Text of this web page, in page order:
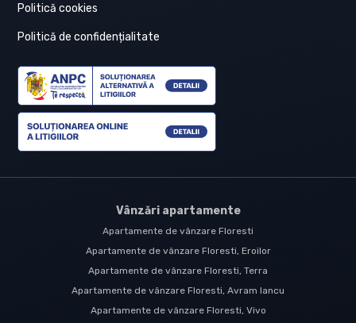
Politică cookies
Politică de confidențialitate
Vânzări apartamente
Apartamente de vânzare Floresti
Apartamente de vânzare Floresti, Eroilor
Apartamente de vânzare Floresti, Terra
Apartamente de vânzare Floresti, Avram Iancu
Apartamente de vânzare Floresti, Vivo